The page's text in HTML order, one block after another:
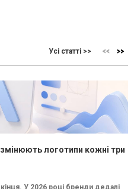
Усі статті >>
логотипи кожні три